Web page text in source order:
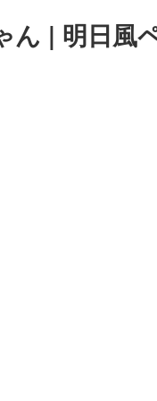
| 明日風